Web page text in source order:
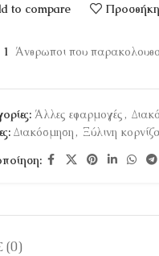
to compare Προσθήκη
1 Άνθρωποι που
Άλλες εφαρμογές ,
Διακόσμηση , Ξύλινη
(0)